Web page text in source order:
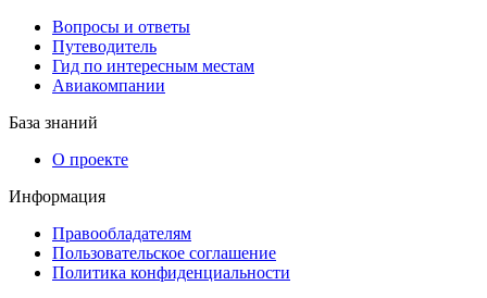
Вопросы и ответы
Путеводитель
Гид по интересным местам
Авиакомпании
База знаний
О проекте
Информация
Правообладателям
Пользовательское соглашение
Политика конфиденциальности